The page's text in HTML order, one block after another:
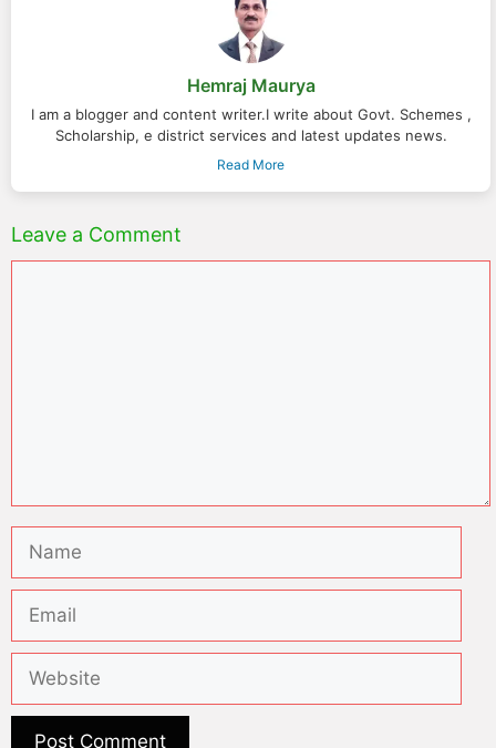
Hemraj Maurya
I am a blogger and content writer.I write about Govt. Schemes ,
Scholarship, e district services and latest updates news.
Read More
Leave a Comment